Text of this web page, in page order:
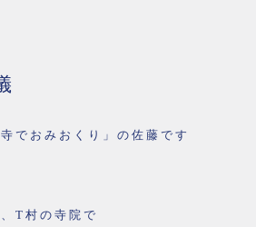
寺でおみおくり」の佐藤です
T村の寺院で